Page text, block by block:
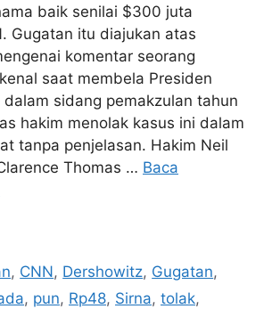
baik senilai $300 juta
Gugatan itu diajukan atas
komentar seorang
saat membela Presiden
dalam sidang pemakzulan tahun
hakim menolak kasus ini dalam
tanpa penjelasan. Hakim Neil
Thomas … Baca
, CNN, Dershowitz, Gugatan,
, pun, Rp48, Sirna, tolak,